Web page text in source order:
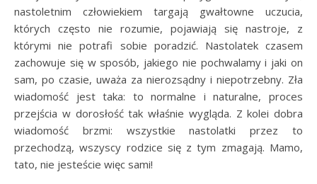
nastoletnim człowiekiem targają gwałtowne uczucia,
których często nie rozumie, pojawiają się nastroje, z
którymi nie potrafi sobie poradzić. Nastolatek czasem
zachowuje się w sposób, jakiego nie pochwalamy i jaki on
sam, po czasie, uważa za nierozsądny i niepotrzebny. Zła
wiadomość jest taka: to normalne i naturalne, proces
przejścia w dorosłość tak właśnie wygląda. Z kolei dobra
wiadomość brzmi: wszystkie nastolatki przez to
przechodzą, wszyscy rodzice się z tym zmagają. Mamo,
tato, nie jesteście więc sami!